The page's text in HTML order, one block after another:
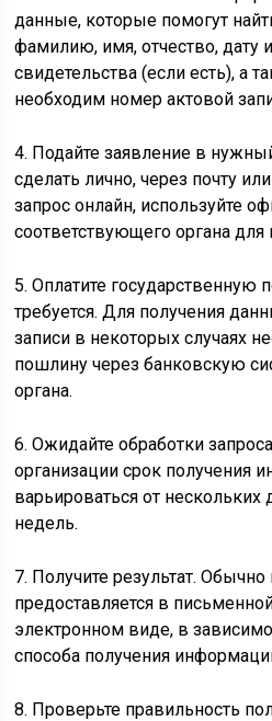
данные, которые помогут
фамилию, имя, отчество, дату
свидетельства (если есть), а
необходим номер актовой
4. Подайте заявление в
сделать лично, через почту
запрос онлайн, используйте
соответствующего органа для
5. Оплатите государственную
требуется. Для получения
записи в некоторых случаях
пошлину через банковскую
органа.
6. Ожидайте обработки
организации срок получения
варьироваться от нескольких
недель.
7. Получите результат.
предоставляется в
электронном виде, в
способа получения
8. Проверьте правильность